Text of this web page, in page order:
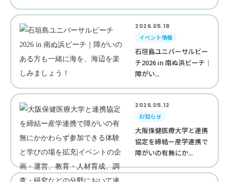
2026.05.18
イベント情報
石垣島ユニバーサルビー
チ2026 in 南ぬ浜ビーチ｜
障がい...
2026.05.12
お知らせ
大阪保健医療大学と連携
協定を締結ー産学連携で
障がいの有無にか...